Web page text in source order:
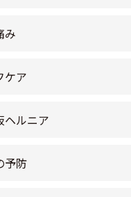
み
ケア
ヘルニア
予防